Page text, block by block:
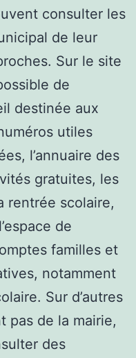
consulter les
de leur
Sur le site
de
destinée aux
utiles
l’annuaire des
gratuites, les
rentrée scolaire,
de
familles et
notamment
Sur d’autres
pas de la mairie,
des